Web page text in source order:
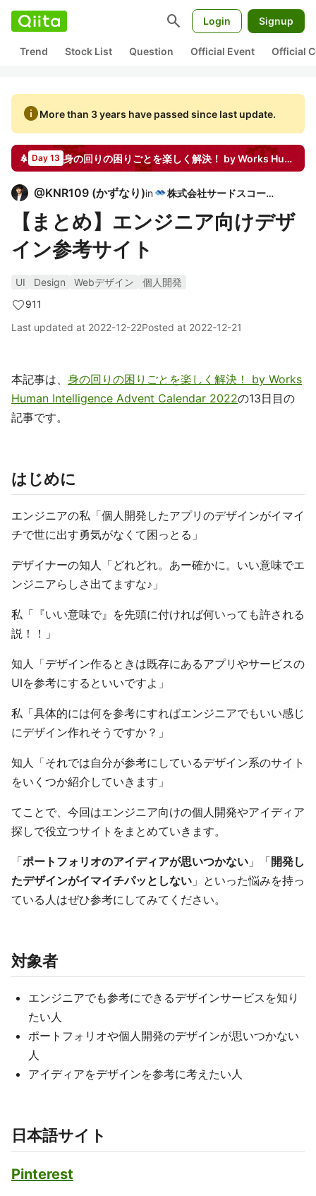
search Login Signup
Trend Stock List Question Official Event Official
infoMore than 3 years have passed since last update.
Day 13 身の回りの困りごとを楽しく解決！ by Works Human Intelligence
@KNR109 (かずなり)in 株式会社サードスコープ
【まとめ】エンジニア向けデザ
イン参考サイト
UI Design Webデザイン
個人開発
911
Last updated at 2022-12-22Posted at 2022-12-21
本記事は、 身の回りの困りごとを楽しく解決！ by Works
Human Intelligence Advent Calendar 2022の13日目の
記事です。
はじめに
エンジニアの私「個人開発したアプリのデザインがイマイ
チで世に出す勇気がなくて困っとる」
デザイナーの知人「どれどれ。あー確かに。いい意味でエ
ンジニアらしさ出てますな♪」
私「『いい意味で』を先頭に付ければ何いっても許される
説！！」
知人「デザイン作るときは既存にあるアプリやサービスの
UIを参考にするといいですよ」
私「具体的には何を参考にすればエンジニアでもいい感じ
にデザイン作れそうですか？」
知人「それでは自分が参考にしているデザイン系のサイト
をいくつか紹介していきます」
てことで、今回はエンジニア向けの個人開発やアイディア
探しで役立つサイトをまとめていきます。
「ポートフォリオのアイディアが思いつかない 」「開発し
たデザインがイマイチパッとしない 」といった悩みを持っ
ている人はぜひ参考にしてみてください。
対象者
エンジニアでも参考にできるデザインサービスを知り
たい人
ポートフォリオや個人開発のデザインが思いつかない
人
アイディアをデザインを参考に考えたい人
日本語サイト
Pinterest